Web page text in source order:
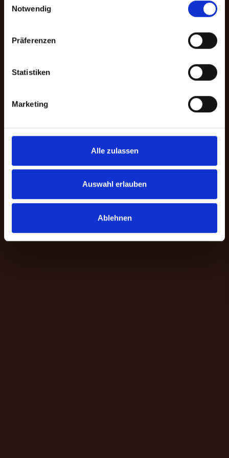
Notwendig
Präferenzen
Statistiken
Marketing
Alle zulassen
Auswahl erlauben
Ablehnen
und einer zweckgebundenen Spende